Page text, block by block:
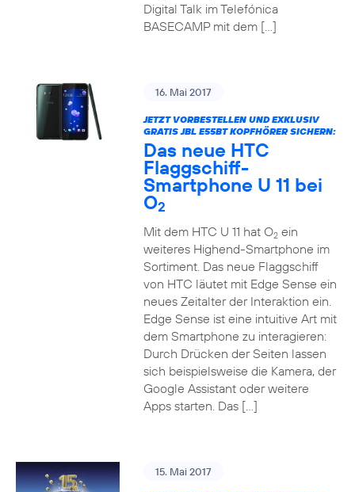
Digital Talk im Telefónica
BASECAMP mit dem […]
16. Mai 2017
JETZT VORBESTELLEN UND EXKLUSIV
GRATIS JBL E55BT KOPFHÖRER SICHERN:
Das neue HTC
Flaggschiff-
Smartphone U 11 bei
O2
Mit dem HTC U 11 hat O2ein
weiteres Highend-Smartphone im
Sortiment. Das neue Flaggschiff
von HTC läutet mit Edge Sense ein
neues Zeitalter der Interaktion ein.
Edge Sense ist eine intuitive Art mit
dem Smartphone zu interagieren:
Durch Drücken der Seiten lassen
sich beispielsweise die Kamera, der
Google Assistant oder weitere
Apps starten. Das […]
15. Mai 2017